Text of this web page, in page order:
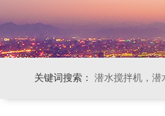
关键词搜索： 潜水搅拌机，潜水